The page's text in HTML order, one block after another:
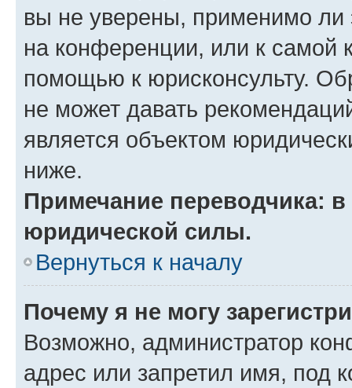
вы не уверены, применимо ли
на конференции, или к самой
помощью к юрисконсульту.
не может давать
является объектом
ниже.
Примечание переводчика:
юридической силы.
Вернуться к началу
Почему я не могу
Возможно, администратор
адрес или запретил имя, под